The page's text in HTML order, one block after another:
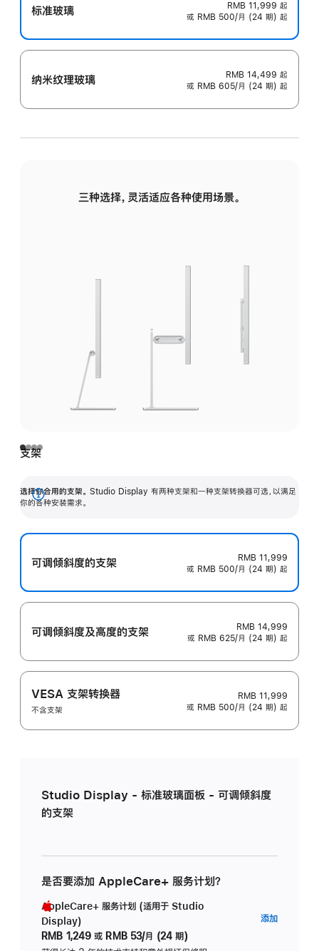
标准玻璃 RMB 11,999 起
或 RMB 500/月 (24 期) 起
纳米纹理玻璃 RMB 14,499 起
或 RMB 605/月 (24 期) 起
三种选择，灵活适应各种使用场景。
支架
选择你合用的支架。 Studio Display 有两种支架和一种支架转换器可选，以满足
你的各种安装需求。
展
可调倾斜度的支架
RMB 11,999
或 RMB 500/月 (24 期) 起
可调倾斜度及高‍度的支‍架
RMB 14,999
或 RMB 625/月 (24 期) 起
VESA 支架转换器
不含支架
RMB 11,999
或 RMB 500/月 (24 期) 起
Studio Display - 标准玻璃面板 - 可调倾斜度
的支架
是否要添加 AppleCare+ 服务计划？
AppleCare+ 服务计划 (适用于 Studio
Display)
RMB 1,249 或 RMB 53/月 (24 期)
添加